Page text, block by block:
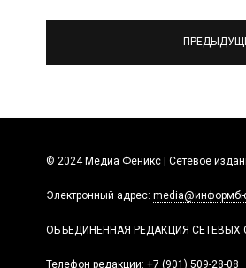
© 2024 Медиа Феникс | Сетевое
Электронный адрес:
ОБЪЕДИНЕННАЯ РЕДАКЦИЯ
Телефон редакции: +7 (901) 509-28-08